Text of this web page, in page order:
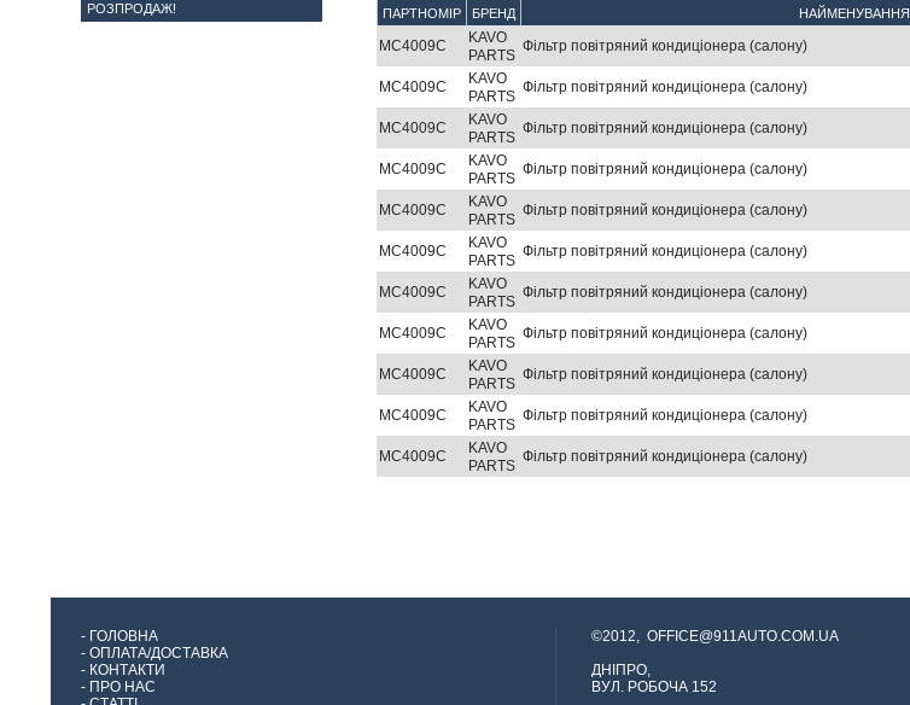
ПАРТНОМІР БРЕНД НАЙМЕНУВАННЯ
MC4009C
KAVO
PARTS
Фільтр повітряний кондиціонера (салону)
MC4009C
KAVO
PARTS
Фільтр повітряний кондиціонера (салону)
MC4009C
KAVO
PARTS
Фільтр повітряний кондиціонера (салону)
MC4009C
KAVO
PARTS
Фільтр повітряний кондиціонера (салону)
MC4009C
KAVO
PARTS
Фільтр повітряний кондиціонера (салону)
MC4009C
KAVO
PARTS
Фільтр повітряний кондиціонера (салону)
MC4009C
KAVO
PARTS
Фільтр повітряний кондиціонера (салону)
MC4009C
KAVO
PARTS
Фільтр повітряний кондиціонера (салону)
MC4009C
KAVO
PARTS
Фільтр повітряний кондиціонера (салону)
MC4009C
KAVO
PARTS
Фільтр повітряний кондиціонера (салону)
MC4009C
KAVO
PARTS
Фільтр повітряний кондиціонера (салону)
РОЗПРОДАЖ!
- ГОЛОВНА
- ОПЛАТА/ДОСТАВКА
- КОНТАКТИ
- ПРО НАС
©2012,OFFICE@911AUTO.COM.UA
ДНІПРО,
ВУЛ. РОБОЧА 152